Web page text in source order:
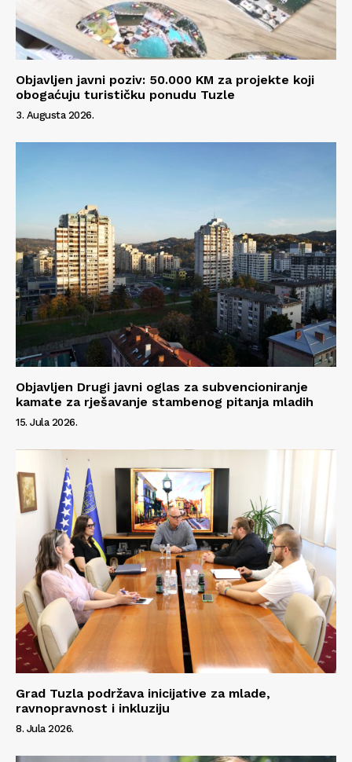
Info
O nama
Kontakt
Impressum
Objavljen javni poziv: 50.000 KM za projekte koji
obogaćuju turističku ponudu Tuzle
3. Augusta 2026.
Objavljen Drugi javni oglas za subvencioniranje
kamate za rješavanje stambenog pitanja mladih
15. Jula 2026.
Grad Tuzla podržava inicijative za mlade,
ravnopravnost i inkluziju
8. Jula 2026.